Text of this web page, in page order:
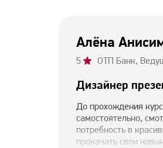
Алёна
5 ОТП Банк,
Дизайнер
До прохождения
самостоятельно,
потребность в
прокачать свои